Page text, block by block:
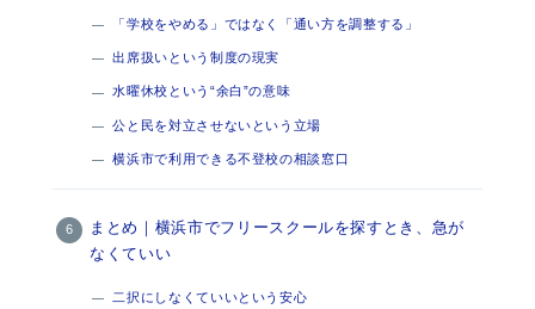
「学校をやめる」ではなく「通い方を調整する」
出席扱いという制度の現実
水曜休校という“余白”の意味
公と民を対立させないという立場
横浜市で利用できる不登校の相談窓口
まとめ｜横浜市でフリースクールを探すとき、急が
なくていい
二択にしなくていいという安心